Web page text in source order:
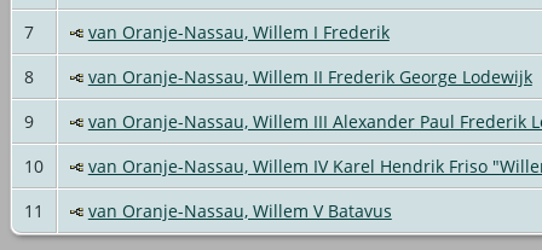
7
van Oranje-Nassau, Willem I Frederik
8
van Oranje-Nassau, Willem II Frederik George Lodewijk
9
van Oranje-Nassau, Willem III Alexander Paul Frederik
10
van Oranje-Nassau, Willem IV Karel Hendrik Friso
11
van Oranje-Nassau, Willem V Batavus